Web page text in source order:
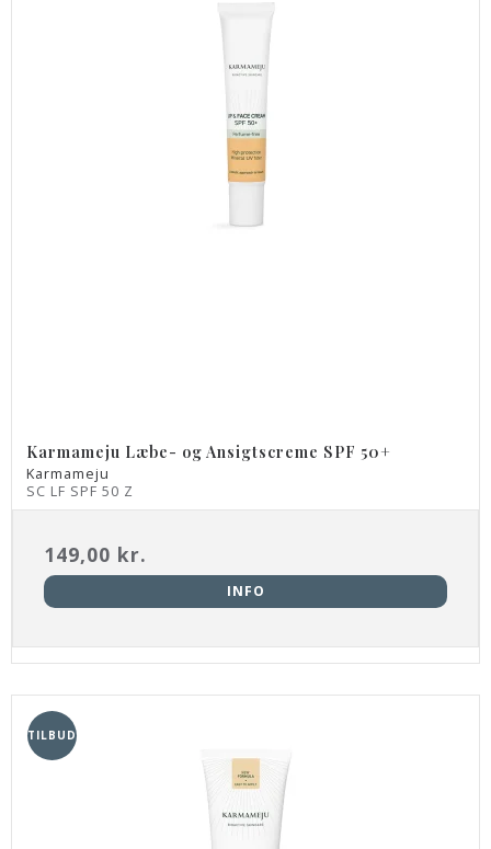
Karmameju Læbe- og Ansigtscreme SPF 50+
Karmameju
SC LF SPF 50 Z
149,00 kr.
INFO
TILBUD